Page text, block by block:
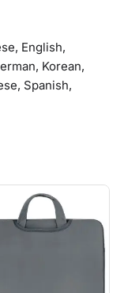
English,
Korean,
Spanish,